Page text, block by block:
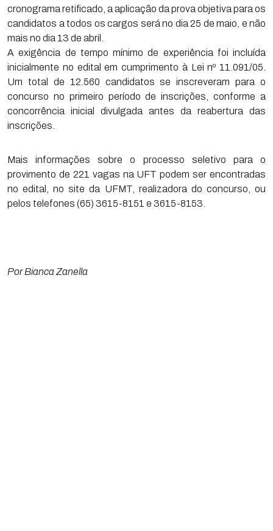
cronograma retificado, a aplicação da prova objetiva para os
candidatos a todos os cargos será no dia 25 de maio, e não
mais no dia 13 de abril.
A exigência de tempo mínimo de experiência foi incluída
inicialmente no edital em cumprimento à Lei nº 11.091/05.
Um total de 12.560 candidatos se inscreveram para o
concurso no primeiro período de inscrições, conforme a
concorrência inicial divulgada antes da reabertura das
inscrições.
Mais informações sobre o processo seletivo para o
provimento de 221 vagas na UFT podem ser encontradas
no edital, no site da UFMT, realizadora do concurso, ou
pelos telefones (65) 3615-8151 e 3615-8153.
Por Bianca Zanella